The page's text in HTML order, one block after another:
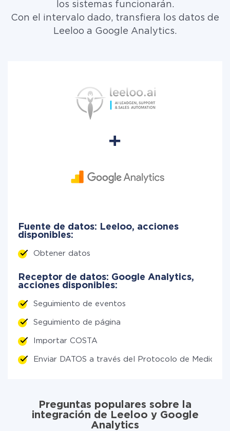
los sistemas funcionarán.
Con el intervalo dado, transfiera los datos de
Leeloo a Google Analytics.
Fuente de datos: Leeloo, acciones
disponibles:
Obtener datos
Receptor de datos: Google Analytics,
acciones disponibles:
Seguimiento de eventos
Seguimiento de página
Importar COSTA
Enviar DATOS a través del Protocolo de Medición
Preguntas populares sobre la
integración de Leeloo y Google
Analytics